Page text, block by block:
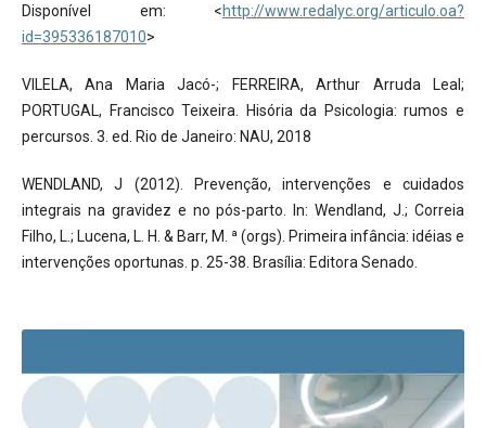
Disponível em: <http://www.redalyc.org/articulo.oa?
id=395336187010>
VILELA, Ana Maria Jacó-; FERREIRA, Arthur Arruda Leal;
PORTUGAL, Francisco Teixeira. Hisória da Psicologia: rumos e
percursos. 3. ed. Rio de Janeiro: NAU, 2018
WENDLAND, J (2012). Prevenção, intervenções e cuidados
integrais na gravidez e no pós-parto. In: Wendland, J.; Correia
Filho, L.; Lucena, L. H. & Barr, M. ª (orgs). Primeira infância: idéias e
intervenções oportunas. p. 25-38. Brasília: Editora Senado.